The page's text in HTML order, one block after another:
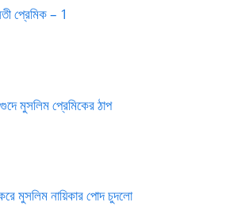
প্রেমিক – 1
গুদে মুসলিম প্রেমিকের ঠাপ
মুসলিম নায়িকার পোদ চুদলো